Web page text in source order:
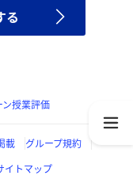
る
授業評価
載
グループ規約
イトマップ